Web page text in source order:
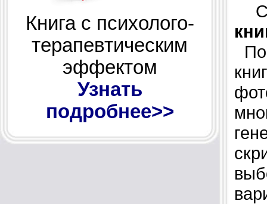
Книга с психолого-
терапевтическим
эффектом
Узнать
подробнее>>